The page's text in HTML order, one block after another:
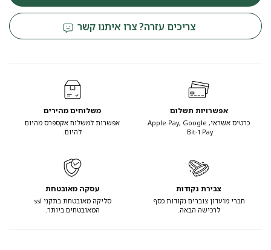
צריכים עזרה? צרו איתנו קשר
אפשרויות תשלום
כרטיס אשראי, Apple Pay, Google
Pay ו-Bit.
משלוחים מהירים
אפשרות למשלוח אקספרס מהיום
להיום.
צבירת נקודות
חברי מועדון צוברים נקודות כסף
לרכישה הבאה.
עסקה מאובטחת
סליקה מאובטחת בתקני ssl
המאובטחים ביותר.